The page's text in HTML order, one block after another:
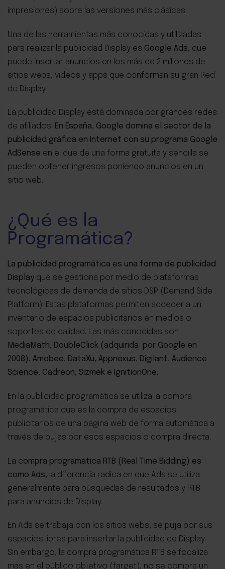
impresiones) sobre las versiones más clásicas.
Una de las herramientas más conocidas y utilizadas
para realizar la publicidad Display es Google Ads, que
puede insertar anuncios en los más de 2 millones de
sitios webs, videos y apps que conforman su gran Red
de Display.
La publicidad Display está dominada por grandes redes
de afiliados. En España, Google domina el sector de la
publicidad gráfica en Internet con su programa Google
AdSense en el que de una forma gratuita y sencilla se
pueden obtener ingresos poniendo anuncios en un
sitio web.
¿Qué es la
Programática?
La publicidad programática es una forma de publicidad
Display que se gestiona por medio de plataformas
tecnológicas de demanda de sitios DSP (Demand Side
Platform). Estas plataformas permiten acceder a un
inventario de espacios publicitarios en medios o
soportes de calidad. Las más conocidas son
MediaMath, DoubleClick (adquirida por Google en
2008), Amobee, DataXu, Appnexus, Digilant, Audience
Science, Cadreon, Sizmek e IgnitionOne.
En la publicidad programática se utiliza la compra
programática que es la compra de espacios
publicitarios de una página web de forma automática a
través de pujas por esos espacios o compra directa.
La compra programática RTB (Real Time Bidding) es
como Ads, la diferencia radica en que Ads se utiliza
generalmente para búsquedas de resultados y RTB
para anuncios de Display.
En Ads se trabaja con los sitios webs, se puja por sus
espacios libres para insertar la publicidad de Display.
Sin embargo, la compra programática RTB se focaliza
más en el público objetivo (target), no se compra un